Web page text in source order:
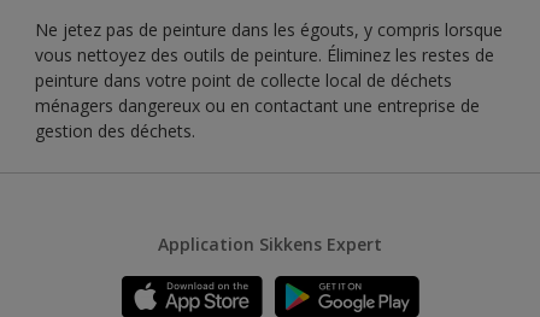
Ne jetez pas de peinture dans les égouts, y compris lorsque
vous nettoyez des outils de peinture. Éliminez les restes de
peinture dans votre point de collecte local de déchets
ménagers dangereux ou en contactant une entreprise de
gestion des déchets.
Application Sikkens Expert